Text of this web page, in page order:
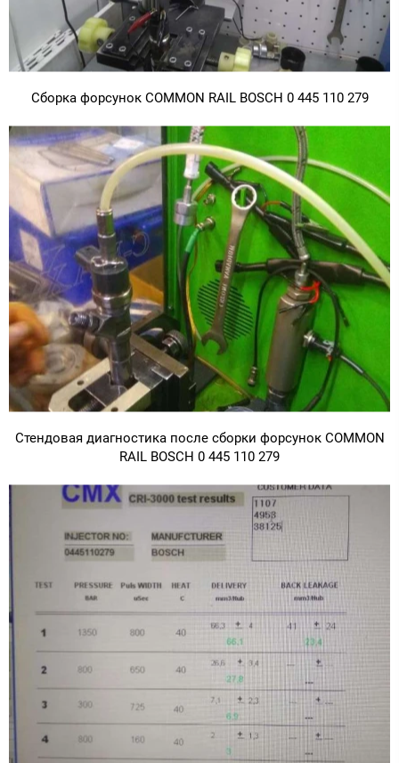
Сборка форсунок COMMON RAIL BOSCH 0 445 110 279
Стендовая диагностика после сборки форсунок COMMON
RAIL BOSCH 0 445 110 279